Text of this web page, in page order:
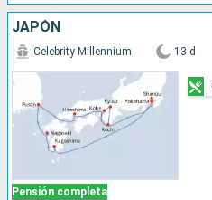
JAPÓN
Pensión completa
Celebrity Millennium 13 d